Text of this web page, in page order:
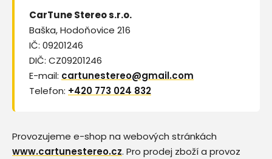
CarTune Stereo s.r.o.
Baška, Hodoňovice 216
IČ: 09201246
DIČ: CZ09201246
E-mail: cartunestereo@gmail.com
Telefon: +420 773 024 832
Provozujeme e-shop na webových stránkách
www.cartunestereo.cz. Pro prodej zboží a provoz